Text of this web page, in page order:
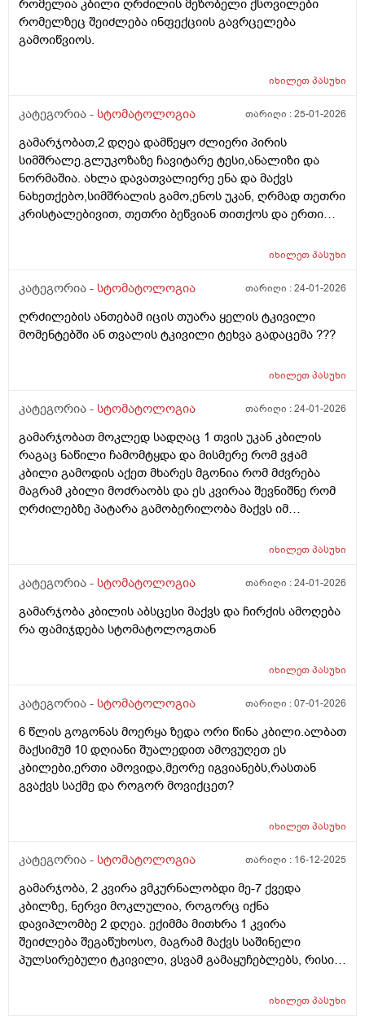
რომელია კბილი ღრძილის მეზობელი ქსოვილები
რომელზეც შეიძლება ინფექციის გავრცელება
გამოიწვიოს.
იხილეთპასუხი
კატეგორია - სტომატოლოგია თარიღი :25-01-2026
გამარჯობათ,2 დღეა დამწეყო ძლიერი პირის
სიმშრალე.გლუკოზაზე ჩავიტარე ტესი,ანალიზი და
ნორმაშია. ახლა დავათვალიერე ენა და მაქვს
ნახეთქებო,სიმშრალის გამო,ენოს უკან, ღრმად თეთრი
კრისტალებივით, თეთრი ბეწვიან თითქოს და ერთი
შებერილი.რა ვქნა,ვის უნდა მივმართო,რომელ
ასეთი სიმსრალე არასდროს მქონია,თანაც 2 დღეა
იხილეთპასუხი
კატეგორია - სტომატოლოგია თარიღი :24-01-2026
ღრძილების ანთებამ იცის თუარა ყელის ტკივილი
მომენტებში ან თვალის ტკივილი ტეხვა გადაცემა ???
იხილეთპასუხი
კატეგორია - სტომატოლოგია თარიღი :24-01-2026
გამარჯობათ მოკლედ სადღაც 1 თვის უკან კბილის
რაგაც ნაწილი ჩამომტყდა და მისმერე რომ ვჭამ
კბილი გამოდის აქეთ მხარეს მგონია რომ მძვრება
მაგრამ კბილი მოძრაობს და ეს კვირაა შევნიშნე რომ
ღრძილებზე პატარა გამობერილობა მაქვს იმ
იხილეთპასუხი
კატეგორია - სტომატოლოგია თარიღი :24-01-2026
გამარჯობა კბილის აბსცესი მაქვს და ჩირქის ამოღება
რა ფამიჯდება სტომატოლოგთან
იხილეთპასუხი
კატეგორია - სტომატოლოგია თარიღი :07-01-2026
6 წლის გოგონას მოერყა ზედა ორი წინა კბილი.ალბათ
მაქსიმუმ 10 დღიანი შუალედით ამოვუღეთ ეს
კბილები,ერთი ამოვიდა,მეორე იგვიანებს,რასთან
გვაქვს საქმე და როგორ მოვიქცეთ?
იხილეთპასუხი
კატეგორია - სტომატოლოგია თარიღი : 16-12-2025
გამარჯობა, 2 კვირა ვმკურნალობდი მე-7 ქვედა
კბილზე, ნერვი მოკლულია, როგორც იქნა
დავიპლომბე 2 დღეა. ექიმმა მითხრა 1 კვირა
შეიძლება შეგაწუხოსო, მაგრამ მაქვს საშინელი
პულსირებული ტკივილი, ვსვამ გამაყუჩებლებს, რისი
იხილეთპასუხი